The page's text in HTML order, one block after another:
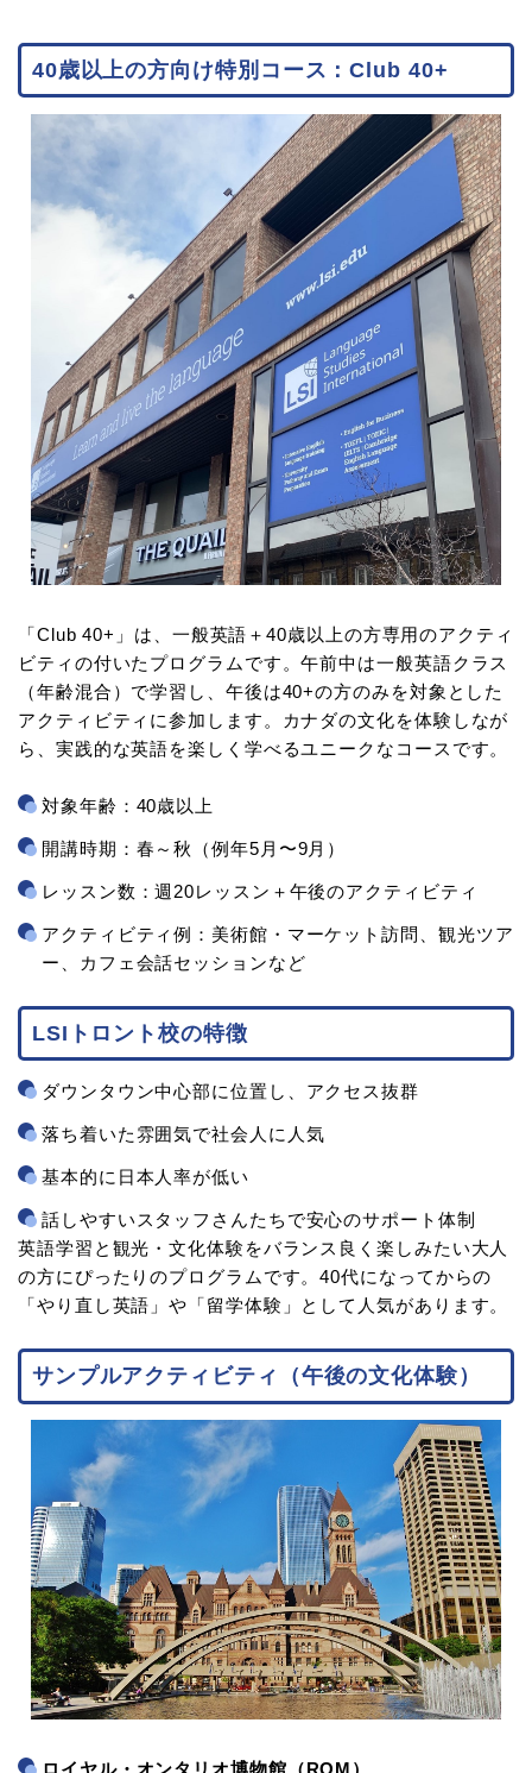
40歳以上の方向け特別コース：Club 40+
「Club 40+」は、一般英語＋40歳以上の方専用のアクティ
ビティの付いたプログラムです。午前中は一般英語クラス
（年齢混合）で学習し、午後は40+の方のみを対象とした
アクティビティに参加します。カナダの文化を体験しなが
ら、実践的な英語を楽しく学べるユニークなコースです。
対象年齢：40歳以上
開講時期：春～秋（例年5月〜9月）
レッスン数：週20レッスン＋午後のアクティビティ
アクティビティ例：美術館・マーケット訪問、観光ツア
ー、カフェ会話セッションなど
LSIトロント校の特徴
ダウンタウン中心部に位置し、アクセス抜群
落ち着いた雰囲気で社会人に人気
基本的に日本人率が低い
話しやすいスタッフさんたちで安心のサポート体制
英語学習と観光・文化体験をバランス良く楽しみたい大人
の方にぴったりのプログラムです。40代になってからの
「やり直し英語」や「留学体験」として人気があります。
サンプルアクティビティ（午後の文化体験）